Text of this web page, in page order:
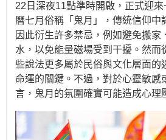
22日深夜11點準時開啟，正式迎
曆七月俗稱「鬼月」，傳統信仰中
因此衍生許多禁忌，例如避免搬家
水，以免能量磁場受到干擾。然而
些說法更多屬於民俗與文化層面的
命運的關鍵。不過，對於心靈敏感
言，鬼月的氛圍確實可能造成心理